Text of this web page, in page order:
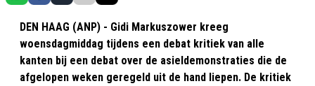
DEN HAAG (ANP) - Gidi Markuszower kreeg
woensdagmiddag tijdens een debat kritiek van alle
kanten bij een debat over de asieldemonstraties die de
afgelopen weken geregeld uit de hand liepen. De kritiek